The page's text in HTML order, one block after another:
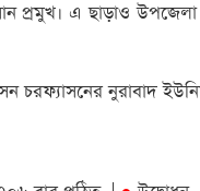
প্রমুখ। এ ছাড়াও উপজেলা
চরফ্যাসনের নুরাবাদ